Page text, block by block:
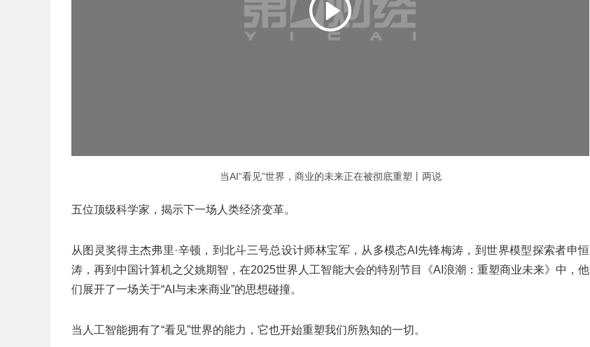
当AI“看见”世界，商业的未来正在被彻底重塑丨两说
五位顶级科学家，揭示下一场人类经济变革。
从图灵奖得主杰弗里·辛顿，到北斗三号总设计师林宝军，从多模态AI先锋梅涛，到世界模型探索者申恒
涛，再到中国计算机之父姚期智，在2025世界人工智能大会的特别节目《AI浪潮：重塑商业未来》中，他
们展开了一场关于“AI与未来商业”的思想碰撞。
当人工智能拥有了“看见”世界的能力，它也开始重塑我们所熟知的一切。